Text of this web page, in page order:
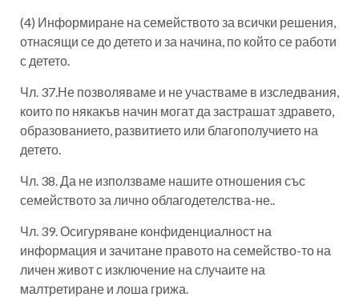
(4) Информиране на семейството за всички решения,
отнасящи се до детето и за начина, по който се работи
с детето.
Чл. 37.Не позволяваме и не участваме в изследвания,
които по някакъв начин могат да застрашат здравето,
образованието, развитието или благополучието на
детето.
Чл. 38. Да не използваме нашите отношения със
семейството за лично облагодетелства-не..
Чл. 39. Осигуряване конфиденциалност на
информация и зачитане правото на семейство-то на
личен живот с изключение на случаите на
малтретиране и лоша грижа.